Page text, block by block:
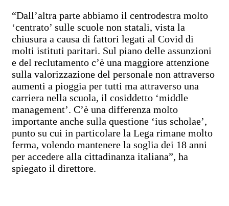
“Dall’altra parte abbiamo il centrodestra molto
‘centrato’ sulle scuole non statali, vista la
chiusura a causa di fattori legati al Covid di
molti istituti paritari. Sul piano delle assunzioni
e del reclutamento c’è una maggiore attenzione
sulla valorizzazione del personale non attraverso
aumenti a pioggia per tutti ma attraverso una
carriera nella scuola, il cosiddetto ‘middle
management’. C’è una differenza molto
importante anche sulla questione ‘ius scholae’,
punto su cui in particolare la Lega rimane molto
ferma, volendo mantenere la soglia dei 18 anni
per accedere alla cittadinanza italiana”, ha
spiegato il direttore.